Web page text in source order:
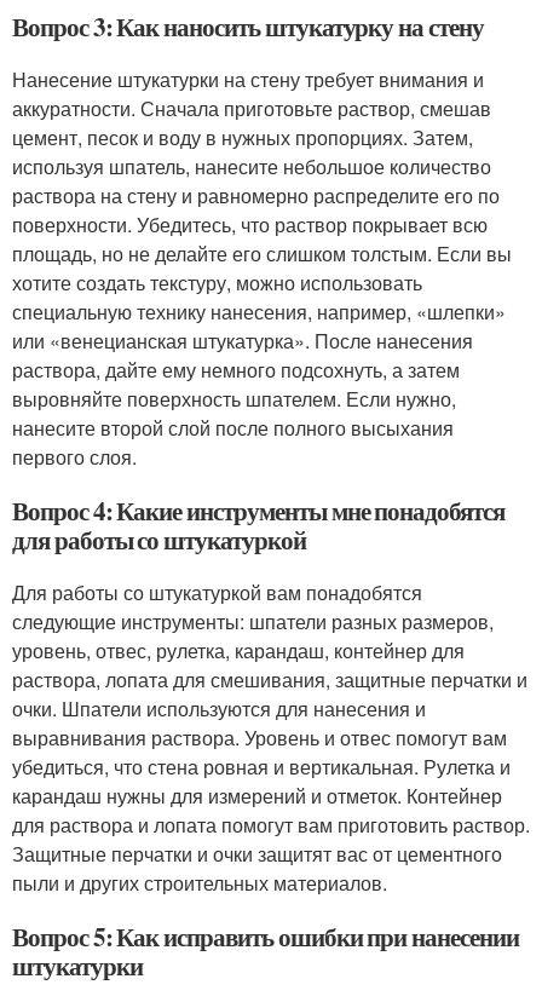
Вопрос 3: Как наносить штукатурку на стену
Нанесение штукатурки на стену требует внимания и
аккуратности. Сначала приготовьте раствор, смешав
цемент, песок и воду в нужных пропорциях. Затем,
используя шпатель, нанесите небольшое количество
раствора на стену и равномерно распределите его по
поверхности. Убедитесь, что раствор покрывает всю
площадь, но не делайте его слишком толстым. Если вы
хотите создать текстуру, можно использовать
специальную технику нанесения, например, «шлепки»
или «венецианская штукатурка». После нанесения
раствора, дайте ему немного подсохнуть, а затем
выровняйте поверхность шпателем. Если нужно,
нанесите второй слой после полного высыхания
первого слоя.
Вопрос 4: Какие инструменты мне понадобятся
для работы со штукатуркой
Для работы со штукатуркой вам понадобятся
следующие инструменты: шпатели разных размеров,
уровень, отвес, рулетка, карандаш, контейнер для
раствора, лопата для смешивания, защитные перчатки и
очки. Шпатели используются для нанесения и
выравнивания раствора. Уровень и отвес помогут вам
убедиться, что стена ровная и вертикальная. Рулетка и
карандаш нужны для измерений и отметок. Контейнер
для раствора и лопата помогут вам приготовить раствор.
Защитные перчатки и очки защитят вас от цементного
пыли и других строительных материалов.
Вопрос 5: Как исправить ошибки при нанесении
штукатурки